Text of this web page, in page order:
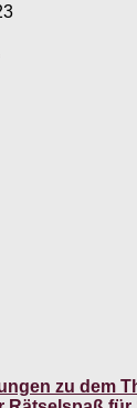
zu dem